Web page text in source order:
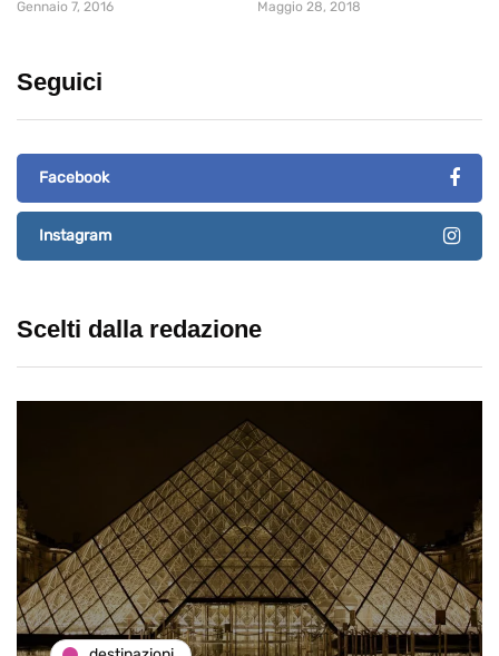
Gennaio 7, 2016 Maggio 28, 2018
Seguici
Facebook
Instagram
Scelti dalla redazione